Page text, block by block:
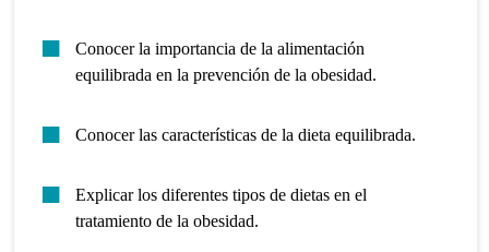
Conocer la importancia de la alimentación
equilibrada en la prevención de la obesidad.
Conocer las características de la dieta equilibrada.
Explicar los diferentes tipos de dietas en el
tratamiento de la obesidad.